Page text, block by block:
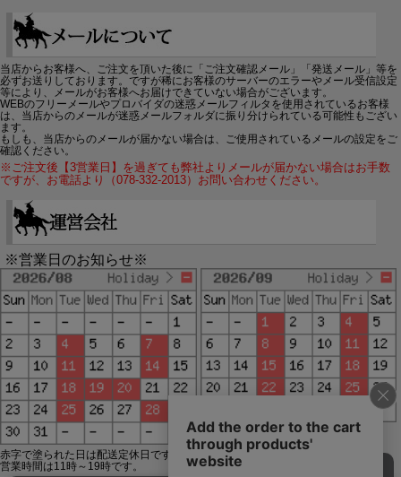
当店からお客様へ、ご注文を頂いた後に「ご注文確認メール」「発送メール」等を
必ずお送りしております。ですが稀にお客様のサーバーのエラーやメール受信設定
等により、メールがお客様へお届けできていない場合がございます。
WEBのフリーメールやプロバイダの迷惑メールフィルタを使用されているお客様
は、当店からのメールが迷惑メールフォルダに振り分けられている可能性もござい
ます。
もしも、当店からのメールが届かない場合は、ご使用されているメールの設定をご
確認ください。
※ご注文後【3営業日】を過ぎても弊社よりメールが届かない場合はお手数
ですが、お電話より（078-332-2013）お問い合わせください。
※営業日のお知らせ※
赤字で塗られた日は配送定休日です。
営業時間は11時～19時です。